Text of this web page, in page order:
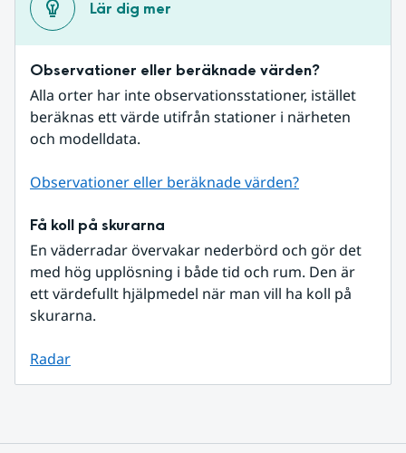
Lär dig mer
Observationer eller beräknade värden?
Alla orter har inte observationsstationer, istället
beräknas ett värde utifrån stationer i närheten
och modelldata.
Observationer eller beräknade värden?
Få koll på skurarna
En väderradar övervakar nederbörd och gör det
med hög upplösning i både tid och rum. Den är
ett värdefullt hjälpmedel när man vill ha koll på
skurarna.
Radar